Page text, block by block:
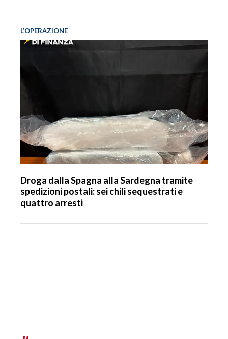
L’OPERAZIONE
Droga dalla Spagna alla Sardegna tramite
spedizioni postali: sei chili sequestrati e
quattro arresti